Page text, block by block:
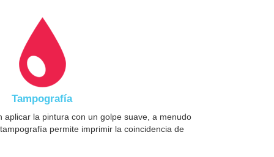
Tampografía
aplicar la pintura con un golpe suave, a menudo
permite imprimir la coincidencia de